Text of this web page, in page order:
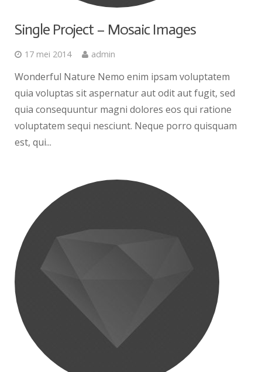
Single Project – Mosaic Images
17 mei 2014 admin
Wonderful Nature Nemo enim ipsam voluptatem
quia voluptas sit aspernatur aut odit aut fugit, sed
quia consequuntur magni dolores eos qui ratione
voluptatem sequi nesciunt. Neque porro quisquam
est, qui...